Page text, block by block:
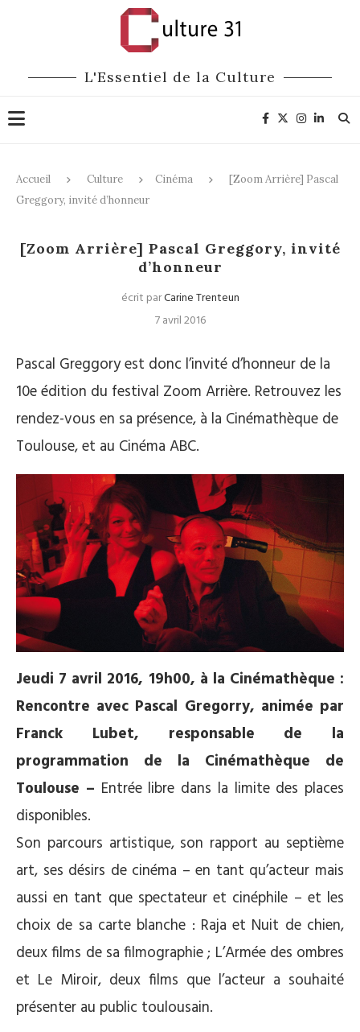
L'Essentiel de la Culture
Accueil Culture Cinéma
[Zoom Arrière] Pascal
Greggory, invité d’honneur
[Zoom Arrière] Pascal Greggory, invité
d’honneur
écrit parCarine Trenteun
7 avril 2016
Pascal Greggory est donc l’invité d’honneur de la
10e édition du festival Zoom Arrière. Retrouvez les
rendez-vous en sa présence, à la Cinémathèque de
Toulouse, et au Cinéma ABC.
Jeudi 7 avril 2016, 19h00, à la Cinémathèque :
Rencontre avec Pascal Gregorry, animée par
Franck Lubet, responsable de la
programmation de la Cinémathèque de
Toulouse – Entrée libre dans la limite des places
disponibles.
Son parcours artistique, son rapport au septième
art, ses désirs de cinéma – en tant qu’acteur mais
aussi en tant que spectateur et cinéphile – et les
choix de sa carte blanche : Raja et Nuit de chien,
deux films de sa filmographie ; L’Armée des ombres
et Le Miroir, deux films que l’acteur a souhaité
présenter au public toulousain.